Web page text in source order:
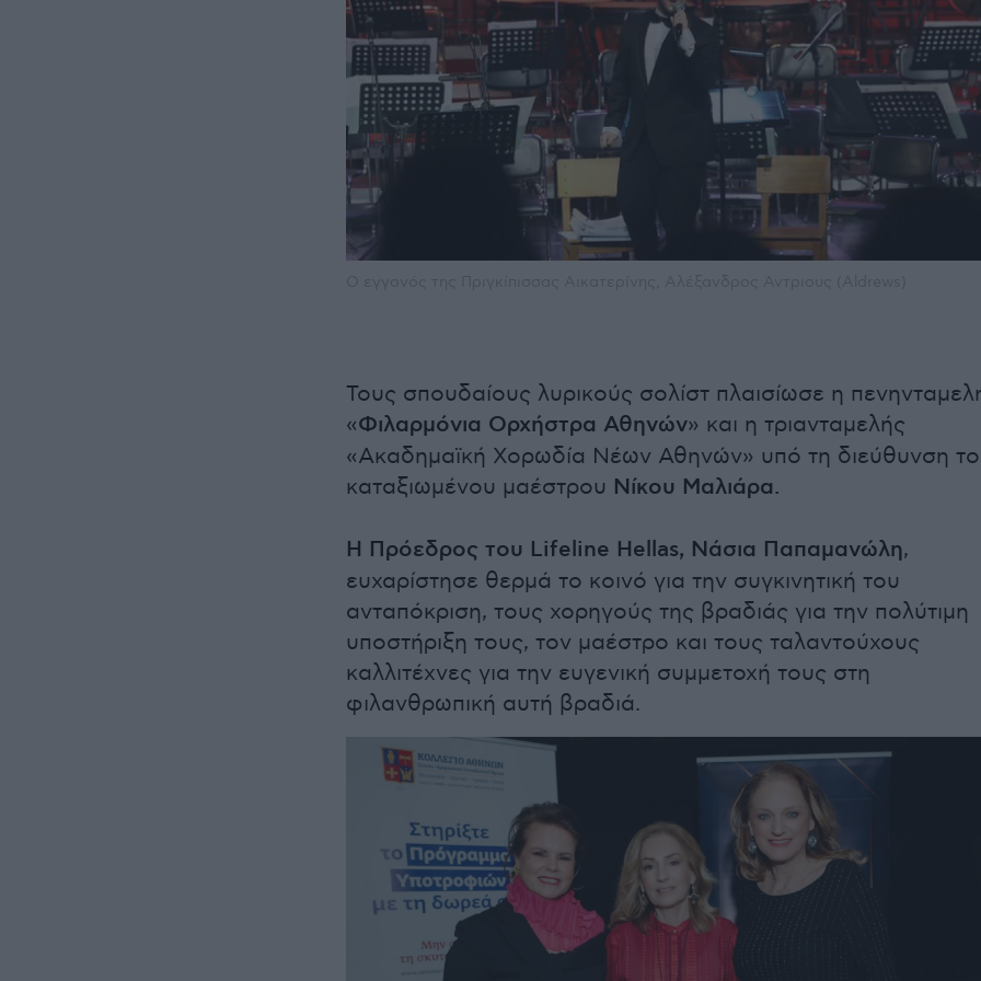
Τους σπουδαίους λυρικούς σολίστ πλαισίωσε η
«Φιλαρμόνια Ορχήστρα Αθηνών» και η τριανταμελής
«Ακαδημαϊκή Χορωδία Νέων Αθηνών» υπό τη διεύθυνση
καταξιωμένου μαέστρου Νίκου Μαλιάρα.
Η Πρόεδρος του Lifeline Hellas, Νάσια Παπαμανώλη,
ευχαρίστησε θερμά το κοινό για την συγκινητική του
ανταπόκριση, τους χορηγούς της βραδιάς για την πολύτιμη
υποστήριξη τους, τον μαέστρο και τους ταλαντούχους
καλλιτέχνες για την ευγενική συμμετοχή τους στη
φιλανθρωπική αυτή βραδιά.